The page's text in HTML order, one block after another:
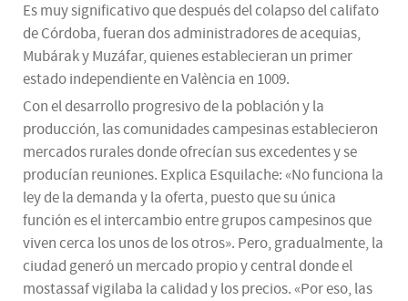
Es muy significativo que después del colapso del califato
de Córdoba, fueran dos administradores de acequias,
Mubárak y Muzáfar, quienes establecieran un primer
estado independiente en València en 1009.
Con el desarrollo progresivo de la población y la
producción, las comunidades campesinas establecieron
mercados rurales donde ofrecían sus excedentes y se
producían reuniones. Explica Esquilache: «No funciona la
ley de la demanda y la oferta, puesto que su única
función es el intercambio entre grupos campesinos que
viven cerca los unos de los otros». Pero, gradualmente, la
ciudad generó un mercado propio y central donde el
mostassaf vigilaba la calidad y los precios. «Por eso, las